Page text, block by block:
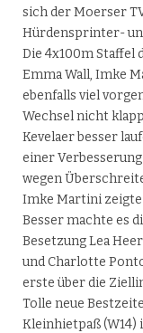
sich der Moerser
Hürdensprinter-
Die 4x100m Staffel
Emma Wall, Imke
ebenfalls viel
Wechsel nicht
Kevelaer besser
einer
wegen
Imke Martini
Besser machte es
Besetzung Lea
und Charlotte
erste über die
Tolle neue
Kleinhietpaß (W14)